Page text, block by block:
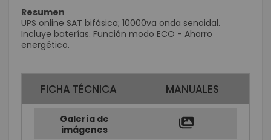
Resumen
UPS online SAT bifásica; 10000va onda senoidal.
Incluye baterí­as. Función modo ECO - Ahorro
energético.
FICHA TÉCNICA MANUALES
Galería de
imágenes